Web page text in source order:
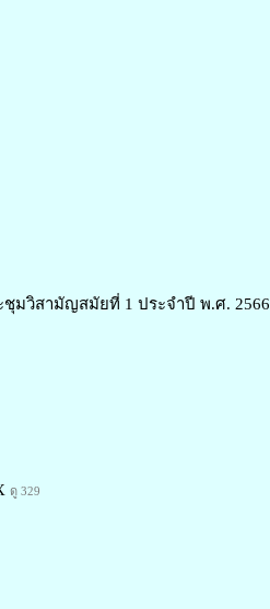
มวิสามัญสมัยที่ 1 ประจำปี พ.ศ. 2566
ดู 329